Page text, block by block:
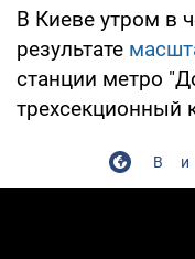
В Киеве утром в
результате
станции метро
трехсекционный